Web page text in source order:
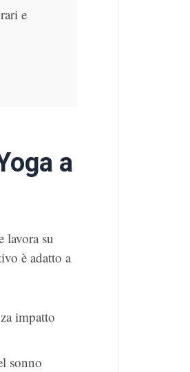
e
a
lavora su
è adatto a
impatto
sonno